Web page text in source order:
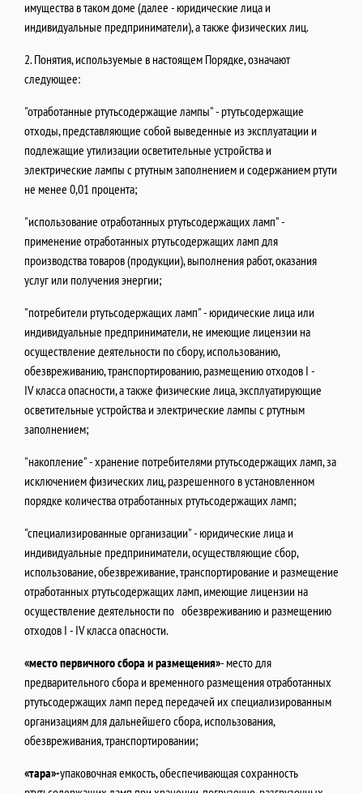
имущества в таком доме (далее - юридические лица и
индивидуальные предприниматели), а также физических лиц.
2. Понятия, используемые в настоящем Порядке, означают
следующее:
"отработанные ртутьсодержащие лампы" - ртутьсодержащие
отходы, представляющие собой выведенные из эксплуатации и
подлежащие утилизации осветительные устройства и
электрические лампы с ртутным заполнением и содержанием ртути
не менее 0,01 процента;
"использование отработанных ртутьсодержащих ламп" -
применение отработанных ртутьсодержащих ламп для
производства товаров (продукции), выполнения работ, оказания
услуг или получения энергии;
"потребители ртутьсодержащих ламп" - юридические лица или
индивидуальные предприниматели, не имеющие лицензии на
осуществление деятельности по сбору, использованию,
обезвреживанию, транспортированию, размещению отходов I -
IV класса опасности, а также физические лица, эксплуатирующие
осветительные устройства и электрические лампы с ртутным
заполнением;
"накопление" - хранение потребителями ртутьсодержащих ламп, за
исключением физических лиц, разрешенного в установленном
порядке количества отработанных ртутьсодержащих ламп;
"специализированные организации" - юридические лица и
индивидуальные предприниматели, осуществляющие сбор,
использование, обезвреживание, транспортирование и размещение
отработанных ртутьсодержащих ламп, имеющие лицензии на
осуществление деятельности по обезвреживанию и размещению
отходов I - IV класса опасности.
«место первичного сбора и размещения»- место для
предварительного сбора и временного размещения отработанных
ртутьсодержащих ламп перед передачей их специализированным
организациям для дальнейшего сбора, использования,
обезвреживания, транспортировании;
«тара»-упаковочная емкость, обеспечивающая сохранность